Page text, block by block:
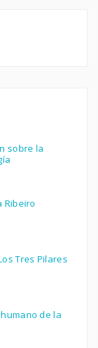
sobre la
Ribeiro
Tres Pilares
de la